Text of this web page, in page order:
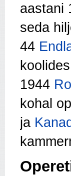
aastani
seda
44
1944
kohal
ja